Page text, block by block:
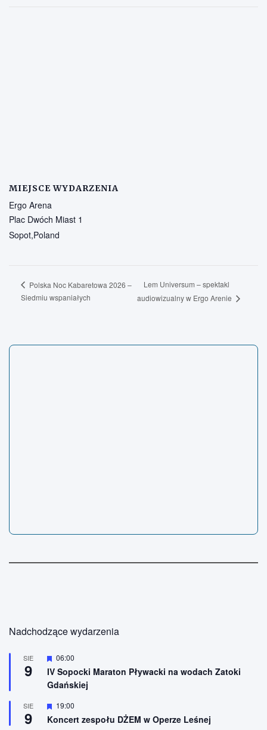
MIEJSCE WYDARZENIA
Ergo Arena
Plac Dwóch Miast 1
Sopot,Poland
Polska Noc Kabaretowa 2026 –
Siedmiu wspaniałych
Lem Universum – spektakl
audiowizualny w Ergo Arenie
Nadchodzące wydarzenia
SIE
9
W
y
r
ó
n
o
06:00
IV Sopocki Maraton Pływacki na wodach Zatoki
Gdańskiej
SIE
9
W
r
19:00
Koncert zespołu DŻEM w Operze Leśnej